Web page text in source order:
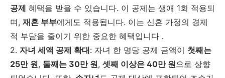
공제 혜택을 받을 수 있습니다. 이 공제는 생애 1회 적용되
며, 재혼 부부에게도 적용됩니다. 이는 신혼 가정의 경제
적 부담을 줄이기 위한 중요한 혜택입니다 .
2. 자녀 세액 공제 확대: 자녀 한 명당 공제 금액이 첫째는
25만 원, 둘째는 30만 원, 셋째 이상은 40만 원으로 상향